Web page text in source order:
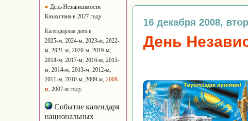
День Независимости
Казахстана в 2027 году
Календарная дата в
2025-м, 2024-м, 2023-м, 2022-
м, 2021-м, 2020-м, 2019-м,
2018-м, 2017-м, 2016-м, 2015-
м, 2014-м, 2013-м, 2012-м,
2011-м, 2010-м, 2009-м, 2008-
м, 2007-м году.
Событие календаря
национальных
16 декабря 2008,
День